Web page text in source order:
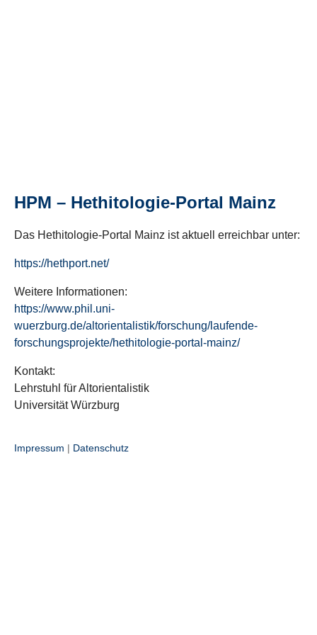
HPM – Hethitologie-Portal Mainz
Das Hethitologie-Portal Mainz ist aktuell erreichbar unter:
https://hethport.net/
Weitere Informationen:
https://www.phil.uni-
wuerzburg.de/altorientalistik/forschung/laufende-
forschungsprojekte/hethitologie-portal-mainz/
Kontakt:
Lehrstuhl für Altorientalistik
Universität Würzburg
Impressum | Datenschutz